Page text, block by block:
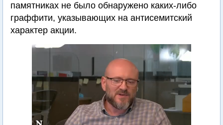
памятниках не было обнаружено каких-либо
граффити, указывающих на антисемитский
характер акции.